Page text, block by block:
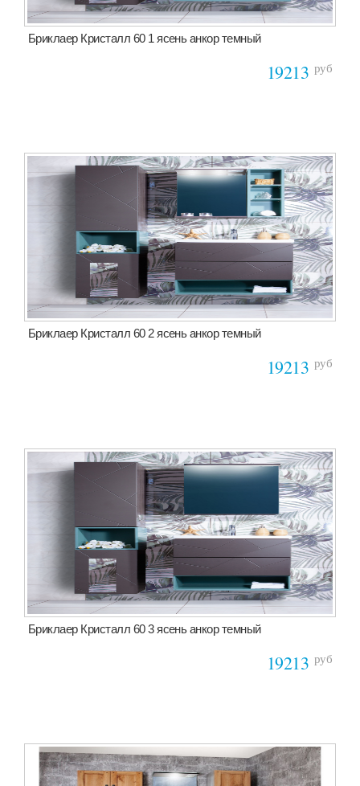
Бриклаер Кристалл 60 1 ясень анкор темный
19213 руб
Бриклаер Кристалл 60 2 ясень анкор темный
19213 руб
Бриклаер Кристалл 60 3 ясень анкор темный
19213 руб